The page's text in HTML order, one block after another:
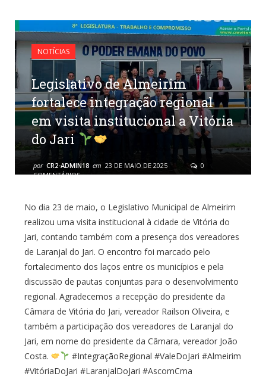
NOTÍCIAS
Legislativo de Almeirim
fortalece integração regional
em visita institucional a Vitória
do Jari
por CR2-ADMIN18 em 23 DE MAIO DE 2025
0
COMENTÁRIOS
No dia 23 de maio, o Legislativo Municipal de Almeirim
realizou uma visita institucional à cidade de Vitória do
Jari, contando também com a presença dos vereadores
de Laranjal do Jari. O encontro foi marcado pelo
fortalecimento dos laços entre os municípios e pela
discussão de pautas conjuntas para o desenvolvimento
regional. Agradecemos a recepção do presidente da
Câmara de Vitória do Jari, vereador Railson Oliveira, e
também a participação dos vereadores de Laranjal do
Jari, em nome do presidente da Câmara, vereador João
Costa.
#IntegraçãoRegional #ValeDoJari #Almeirim
#VitóriaDoJari #LaranjalDoJari #AscomCma